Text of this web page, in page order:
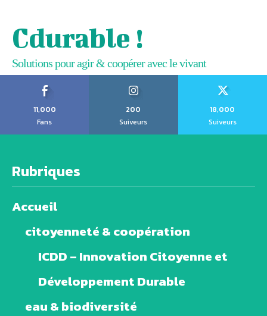
Cdurable !
Solutions pour agir & coopérer avec le vivant
11,000
Fans
200
Suiveurs
18,000
Suiveurs
Rubriques
Accueil
citoyenneté & coopération
ICDD – Innovation Citoyenne et
Développement Durable
eau & biodiversité